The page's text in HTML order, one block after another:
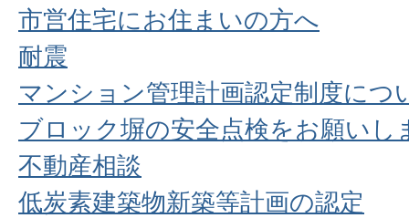
市営住宅にお住まいの方へ
耐震
マンション管理計画認定制度につ
ブロック塀の安全点検をお願いし
不動産相談
低炭素建築物新築等計画の認定